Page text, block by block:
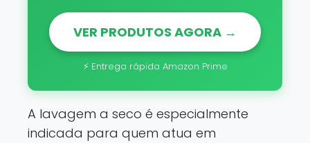
VER PRODUTOS AGORA →
⚡ Entrega rápida Amazon Prime
A lavagem a seco é especialmente
indicada para quem atua em